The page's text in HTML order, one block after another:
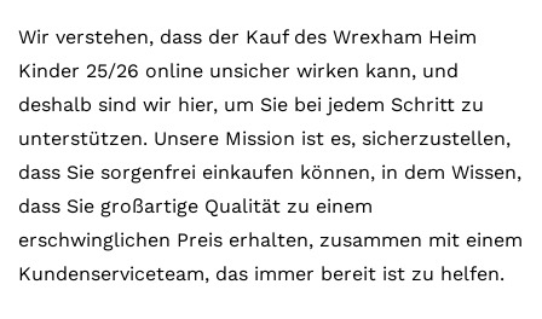
Wir verstehen, dass der Kauf des Wrexham Heim
Kinder 25/26 online unsicher wirken kann, und
deshalb sind wir hier, um Sie bei jedem Schritt zu
unterstützen. Unsere Mission ist es, sicherzustellen,
dass Sie sorgenfrei einkaufen können, in dem Wissen,
dass Sie großartige Qualität zu einem
erschwinglichen Preis erhalten, zusammen mit einem
Kundenserviceteam, das immer bereit ist zu helfen.